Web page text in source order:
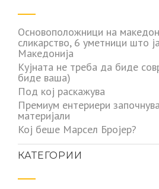
Основоположници на
сликарство, 6 уметници што
Македонија
Кујната не треба да биде
биде ваша)
Под кој раскажува
Премиум ентериери
материјали
Кој беше Марсел Бројер?
КАТЕГОРИИ